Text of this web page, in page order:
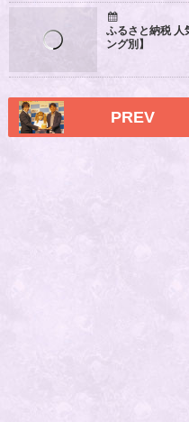
ふるさと納税 人
ング別】
PREV